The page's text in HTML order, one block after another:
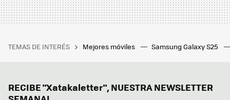
TEMAS DE INTERÉS Mejores móviles Samsung Galaxy S25
RECIBE "Xatakaletter", NUESTRA NEWSLETTER